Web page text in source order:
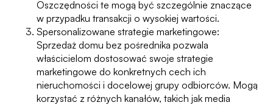
Oszczędności te mogą być szczególnie znaczące
w przypadku transakcji o wysokiej wartości.
Spersonalizowane strategie marketingowe:
Sprzedaż domu bez pośrednika pozwala
właścicielom dostosować swoje strategie
marketingowe do konkretnych cech ich
nieruchomości i docelowej grupy odbiorców. Mogą
korzystać z różnych kanałów, takich jak media